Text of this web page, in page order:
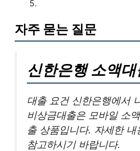
자주 묻는 질문
신한은행 소액대
대출 요건 신한은행에서
비상금대출은 모바일 소
출 상품입니다. 자세한 내
참고하시기 바랍니다.